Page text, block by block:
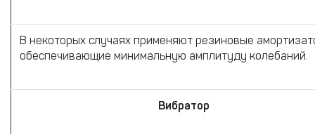
В некоторых случаях применяют резиновые
обеспечивающие минимальную амплитуду колебаний.
Вибратор